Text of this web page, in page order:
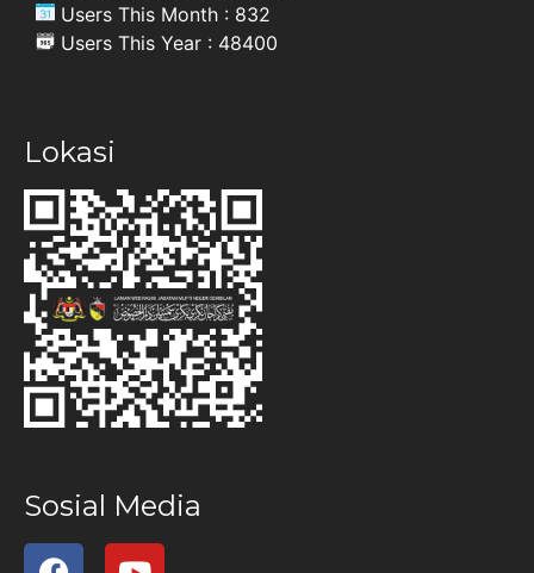
Users This Month : 832
Users This Year : 48400
Lokasi
Sosial Media